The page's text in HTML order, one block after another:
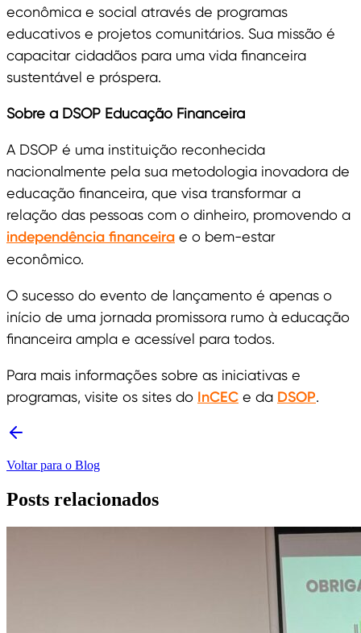
econômica e social através de programas
educativos e projetos comunitários. Sua missão é
capacitar cidadãos para uma vida financeira
sustentável e próspera.
Sobre a DSOP Educação Financeira
A DSOP é uma instituição reconhecida
nacionalmente pela sua metodologia inovadora de
educação financeira, que visa transformar a
relação das pessoas com o dinheiro, promovendo a
independência financeira e o bem-estar
econômico.
O sucesso do evento de lançamento é apenas o
início de uma jornada promissora rumo à educação
financeira ampla e acessível para todos.
Para mais informações sobre as iniciativas e
programas, visite os sites do InCEC e da DSOP.
Voltar para o Blog
Posts relacionados